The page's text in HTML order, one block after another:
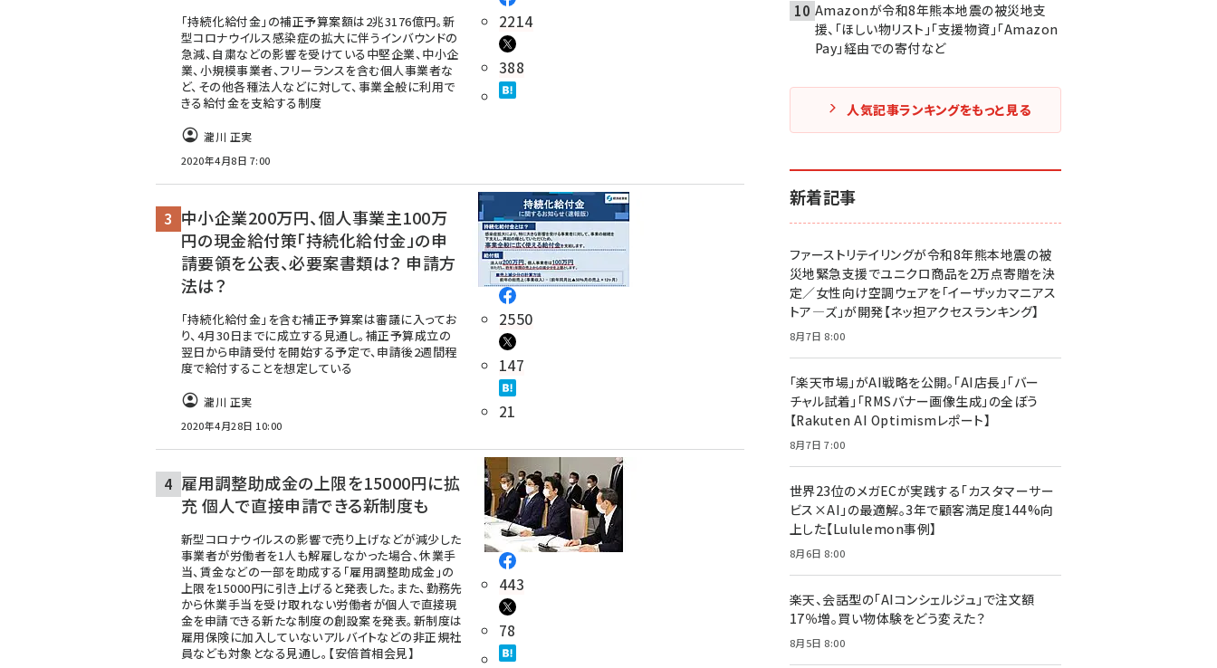
「持続化給付金」の補正予算案額は2兆3176億円。新
型コロナウイルス感染症の拡大に伴うインバウンドの
急減、自粛などの影響を受けている中堅企業、中小企
業、小規模事業者、フリーランスを含む個人事業者な
ど、その他各種法人などに対して、事業全般に利用で
きる給付金を支給する制度
瀧川 正実
2020年4月8日 7:00
2214
388
中小企業200万円、個人事業主100万
円の現金給付策「持続化給付金」の申
請要領を公表、必要案書類は？ 申請方
法は？
「持続化給付金」を含む補正予算案は審議に入ってお
り、4月30日までに成立する見通し。補正予算成立の
翌日から申請受付を開始する予定で、申請後2週間程
度で給付することを想定している
瀧川 正実
2020年4月28日 10:00
2550
147
21
雇用調整助成金の上限を15000円に拡
充 個人で直接申請できる新制度も
新型コロナウイルスの影響で売り上げなどが減少した
事業者が労働者を1人も解雇しなかった場合、休業手
当、賃金などの一部を助成する「雇用調整助成金」の
上限を15000円に引き上げると発表した。また、勤務先
から休業手当を受け取れない労働者が個人で直接現
金を申請できる新たな制度の創設案を発表。新制度は
雇用保険に加入していないアルバイトなどの非正規社
員なども対象となる見通し。【安倍首相会見】
443
78
Amazonが令和8年熊本地震の被災地支
援、「ほしい物リスト」「支援物資」「Amazon
Pay」経由での寄付など
人気記事ランキングをもっと見る
新着記事
ファーストリテイリングが令和8年熊本地震の被
災地緊急支援でユニクロ商品を2万点寄贈を決
定／女性向け空調ウェアを「イーザッカマニアス
トア―ズ」が開発【ネッ担アクセスランキング】
8月7日 8:00
「楽天市場」がAI戦略を公開。「AI店長」「バー
チャル試着」「RMSバナー画像生成」の全ぼう
【Rakuten AI Optimismレポート】
8月7日 7:00
世界23位のメガECが実践する「カスタマーサー
ビス×AI」の最適解。3年で顧客満足度144%向
上した【Lululemon事例】
8月6日 8:00
楽天、会話型の「AIコンシェルジュ」で注文額
17％増。買い物体験をどう変えた？
8月5日 8:00